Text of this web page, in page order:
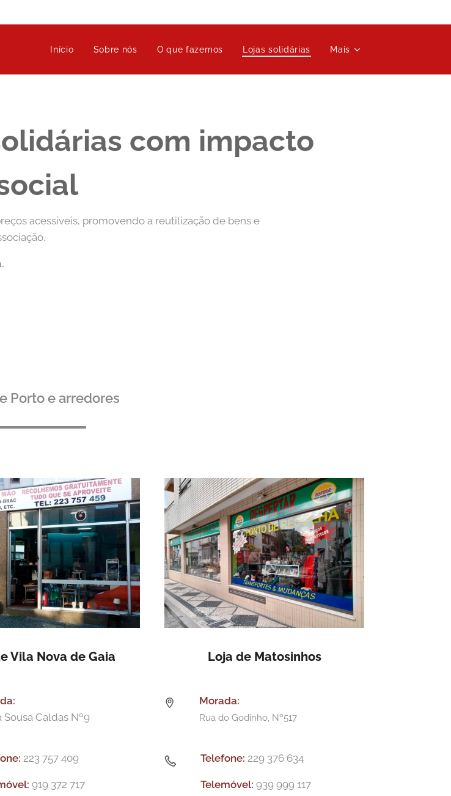
Início Sobre nós O que fazemos Lojas solidárias Mais
com impacto
acessíveis, promovendo a reutilização de bens e
Porto e arredores
Vila Nova de Gaia
Sousa Caldas Nº9
223 757 409
919 372 717
Loja de Matosinhos
Morada:
Rua do Godinho, Nº517
Telefone: 229 376 634
Telemóvel: 939 999 117